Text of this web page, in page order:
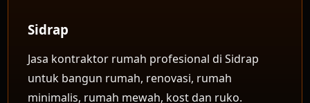
Sidrap
Jasa kontraktor rumah profesional di Sidrap
untuk bangun rumah, renovasi, rumah
minimalis, rumah mewah, kost dan ruko.